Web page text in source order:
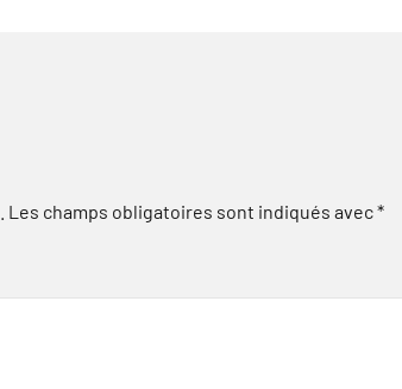
Les champs obligatoires sont indiqués avec*